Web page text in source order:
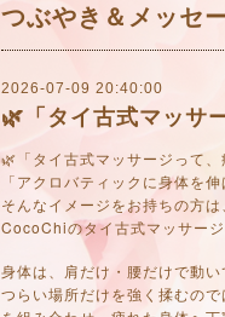
つぶやき＆メッセ
2026-07-09 20:40:00
🌿「タイ古式マッサ
🌿「タイ古式マッサージって、
「アクロバティックに身体を伸
そんなイメージをお持ちの方は
CocoChiのタイ古式マッサージ
身体は、肩だけ・腰だけで動
つらい場所だけを強く揉むの